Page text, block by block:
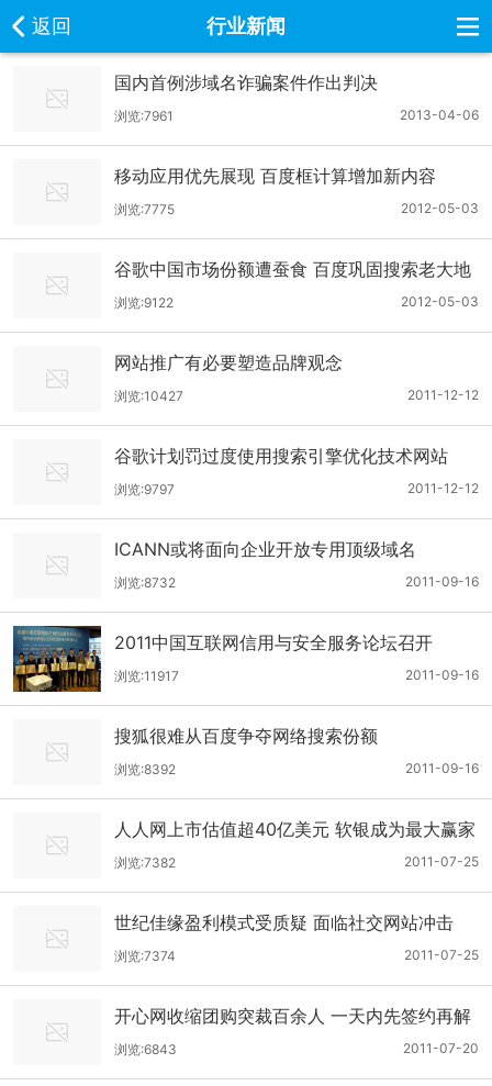
返回 行业新闻
国内首例涉域名诈骗案件作出判决
2013-04-06
浏览:7961
移动应用优先展现 百度框计算增加新内容
2012-05-03
浏览:7775
谷歌中国市场份额遭蚕食 百度巩固搜索老大地
位
2012-05-03
浏览:9122
网站推广有必要塑造品牌观念
2011-12-12
浏览:10427
谷歌计划罚过度使用搜索引擎优化技术网站
2011-12-12
浏览:9797
ICANN或将面向企业开放专用顶级域名
2011-09-16
浏览:8732
2011中国互联网信用与安全服务论坛召开
2011-09-16
浏览:11917
搜狐很难从百度争夺网络搜索份额
2011-09-16
浏览:8392
人人网上市估值超40亿美元 软银成为最大赢家
2011-07-25
浏览:7382
世纪佳缘盈利模式受质疑 面临社交网站冲击
2011-07-25
浏览:7374
开心网收缩团购突裁百余人 一天内先签约再解
约
2011-07-20
浏览:6843